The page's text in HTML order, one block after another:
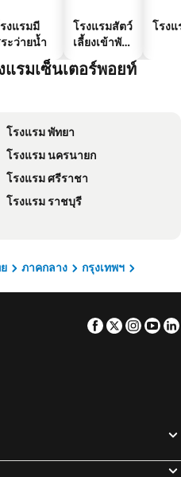
งแรมมี
ะว่ายน้ำ
โรงแรมสัตว์
เลี้ยงเข้าพัก
โรง
แรมเซ็นเตอร์พอยท์
โรงแรม พัทยา
โรงแรม นครนายก
โรงแรม ศรีราชา
โรงแรม ราชบุรี
ภาคกลาง
กรุงเทพฯ
Facebook
Twitter